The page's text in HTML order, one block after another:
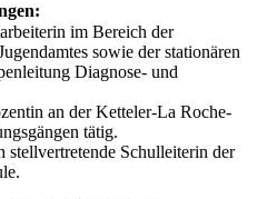
im Bereich der
sowie der stationären
Diagnose- und
an der Ketteler-La Roche-
tätig.
stellvertretende Schulleiterin der